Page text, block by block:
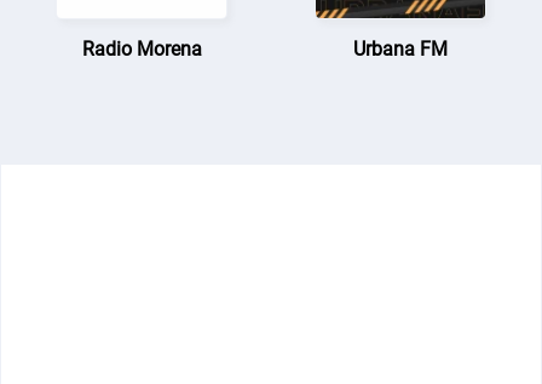
Radio Morena Urbana FM